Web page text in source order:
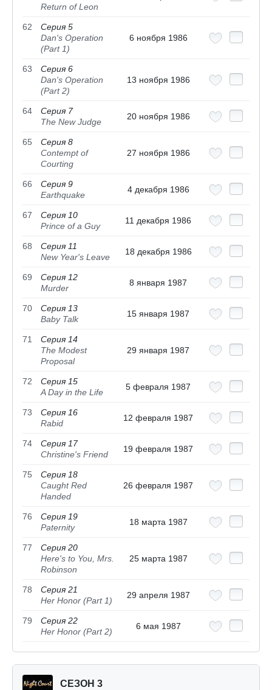
Return of Leon
62
Серия 5
Dan's Operation
(Part 1)
6 ноября 1986
63
Серия 6
Dan's Operation
(Part 2)
13 ноября 1986
64
Серия 7
The New Judge
20 ноября 1986
65
Серия 8
Contempt of
Courting
27 ноября 1986
66
Серия 9
Earthquake
4 декабря 1986
67
Серия 10
Prince of a Guy
11 декабря 1986
68
Серия 11
New Year's Leave
18 декабря 1986
69
Серия 12
Murder
8 января 1987
70
Серия 13
Baby Talk
15 января 1987
71
Серия 14
The Modest
Proposal
29 января 1987
72
Серия 15
A Day in the Life
5 февраля 1987
73
Серия 16
Rabid
12 февраля 1987
74
Серия 17
Christine's Friend
19 февраля 1987
75
Серия 18
Caught Red
Handed
26 февраля 1987
76
Серия 19
Paternity
18 марта 1987
77
Серия 20
Here's to You, Mrs.
Robinson
25 марта 1987
78
Серия 21
Her Honor (Part 1)
29 апреля 1987
79
Серия 22
Her Honor (Part 2)
6 мая 1987
СЕЗОН 3